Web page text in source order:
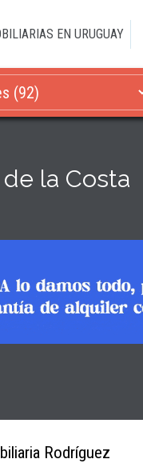
EN URUGUAY
la Costa
Rodríguez